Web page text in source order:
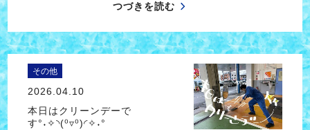
つづきを読む
その他
2026.04.10
本日はクリーンデーで
す°˖✧◝(⁰▿⁰)◜✧˖°